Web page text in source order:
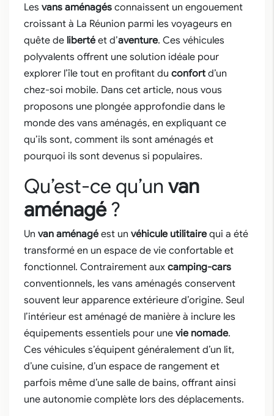
Les vans aménagés connaissent un engouement
croissant à La Réunion parmi les voyageurs en
quête de liberté et d’aventure. Ces véhicules
polyvalents offrent une solution idéale pour
explorer l’île tout en profitant du confort d’un
chez-soi mobile. Dans cet article, nous vous
proposons une plongée approfondie dans le
monde des vans aménagés, en expliquant ce
qu’ils sont, comment ils sont aménagés et
pourquoi ils sont devenus si populaires.
Qu’est-ce qu’un van
aménagé?
Un van aménagé est un véhicule utilitaire qui a été
transformé en un espace de vie confortable et
fonctionnel. Contrairement aux camping-cars
conventionnels, les vans aménagés conservent
souvent leur apparence extérieure d’origine. Seul
l’intérieur est aménagé de manière à inclure les
équipements essentiels pour une vie nomade.
Ces véhicules s’équipent généralement d’un lit,
d’une cuisine, d’un espace de rangement et
parfois même d’une salle de bains, offrant ainsi
une autonomie complète lors des déplacements.